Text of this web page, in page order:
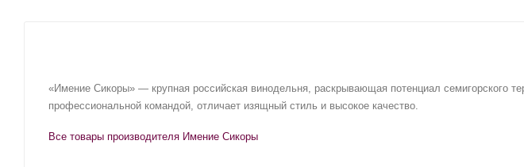
«Имение Сикоры» — крупная российская винодельня, раскрывающая потенциал семигорского
профессиональной командой, отличает изящный стиль и высокое качество.
Все товары производителя Имение Сикоры